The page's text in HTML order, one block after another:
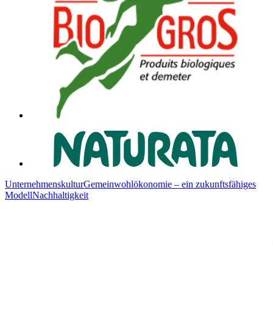
UnternehmenskulturGemeinwohlökonomie – ein zukunftsfähiges
ModellNachhaltigkeit